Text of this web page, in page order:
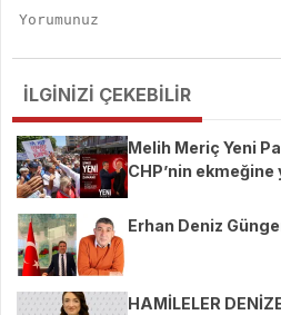
İLGİNİZİ ÇEKEBİLİR
Melih Meriç Yeni
CHP’nin
Erhan Deniz
HAMİLELER